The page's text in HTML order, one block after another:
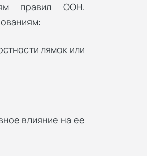
правил ООН.
лямок или
влияние на ее